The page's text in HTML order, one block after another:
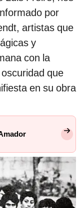
por
artistas que
y
con la
que
en su obra